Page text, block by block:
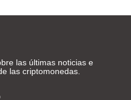
las últimas noticias e
las criptomonedas.